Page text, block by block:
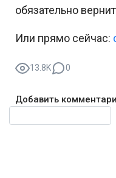
обязательно
Или прямо сейчас:
13.8K 0
Добавить